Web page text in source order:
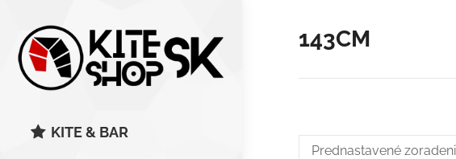
KITE & BAR
143CM